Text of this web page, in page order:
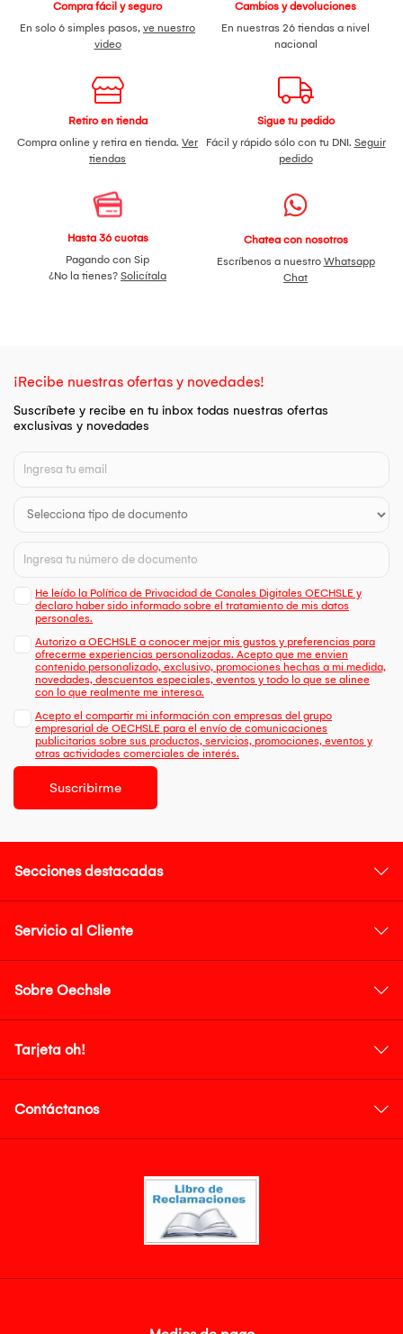
Compra fácil y seguro
En solo 6 simples pasos, ve nuestro
video
Cambios y devoluciones
En nuestras 26 tiendas a nivel
nacional
Retiro en tienda
Compra online y retira en tienda. Ver
tiendas
Sigue tu pedido
Fácil y rápido sólo con tu DNI. Seguir
pedido
Hasta 36 cuotas
Pagando con Sip
¿No la tienes? Solicítala
Chatea con nosotros
Escríbenos a nuestro Whatsapp
Chat
¡Recibe nuestras ofertas y novedades!
Suscríbete y recibe en tu inbox todas nuestras ofertas
exclusivas y novedades
He leído la Política de Privacidad de Canales Digitales OECHSLE y
declaro haber sido informado sobre el tratamiento de mis datos
personales.
Autorizo a OECHSLE a conocer mejor mis gustos y preferencias para
ofrecerme experiencias personalizadas. Acepto que me envien
contenido personalizado, exclusivo, promociones hechas a mi medida,
novedades, descuentos especiales, eventos y todo lo que se alinee
con lo que realmente me interesa.
Acepto el compartir mi información con empresas del grupo
empresarial de OECHSLE para el envío de comunicaciones
publicitarias sobre sus productos, servicios, promociones, eventos y
otras actividades comerciales de interés.
Suscribirme
Secciones destacadas
Servicio al Cliente
Sobre Oechsle
Tarjeta oh!
Contáctanos